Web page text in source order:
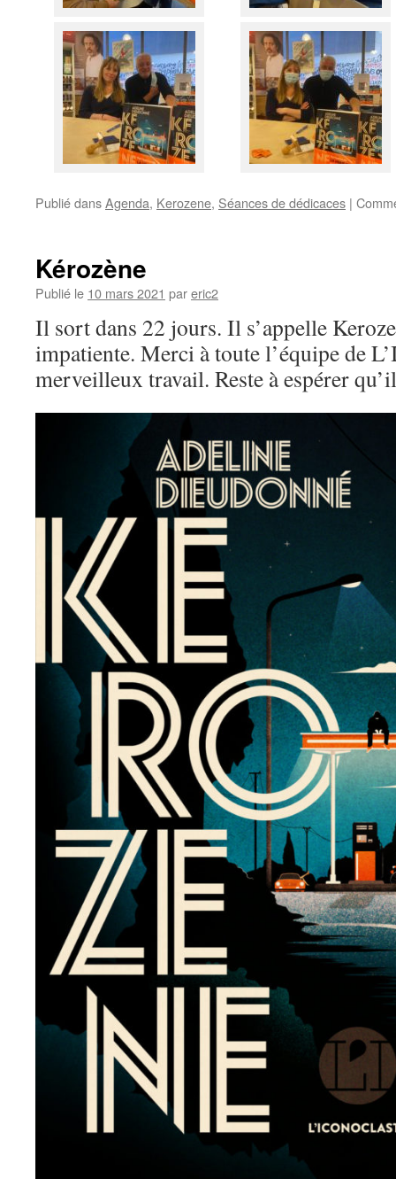
Publié dansAgenda, Kerozene, Séances de dédicaces |
Kérozène
Publié le 10 mars 2021 pareric2
Il sort dans 22 jours. Il s’appelle
impatiente. Merci à toute l’équipe de
merveilleux travail. Reste à espérer